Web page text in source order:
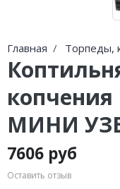
Главная Торпеды,
МИНИ
7606 руб
Оставить отзыв